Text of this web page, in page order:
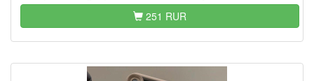
251 RUR